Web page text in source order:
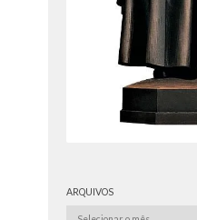
ARQUIVOS
Arquivos